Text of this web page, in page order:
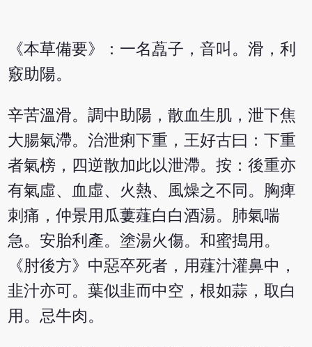
《本草備要》：一名藠子，音叫。滑，利
竅助陽。
辛苦溫滑。調中助陽，散血生肌，泄下焦
大腸氣滯。治泄痢下重，王好古曰：下重
者氣榜，四逆散加此以泄滯。按：後重亦
有氣虛、血虛、火熱、風燥之不同。胸痺
刺痛，仲景用瓜蔞薤白白酒湯。肺氣喘
急。安胎利產。塗湯火傷。和蜜搗用。
《肘後方》中惡卒死者，用薤汁灌鼻中，
韭汁亦可。葉似韭而中空，根如蒜，取白
用。忌牛肉。